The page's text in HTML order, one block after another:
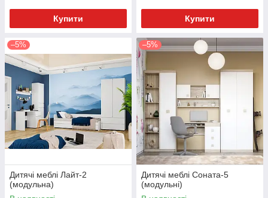
Купити Купити
–5%
Дитячі меблі Лайт-2
(модульна)
–5%
Дитячі меблі Соната-5
(модульні)